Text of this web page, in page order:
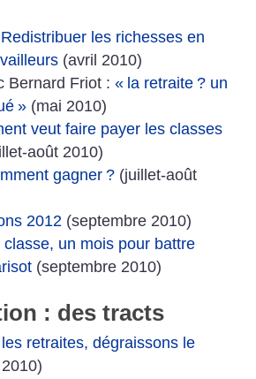
Redistribuer les richesses en
(avril 2010)
Bernard Friot : « la retraite ? un
»(mai 2010)
veut faire payer les classes
août 2010)
gagner ?(juillet-août
2012 (septembre 2010)
un mois pour battre
(septembre 2010)
: des tracts
retraites, dégraissons le